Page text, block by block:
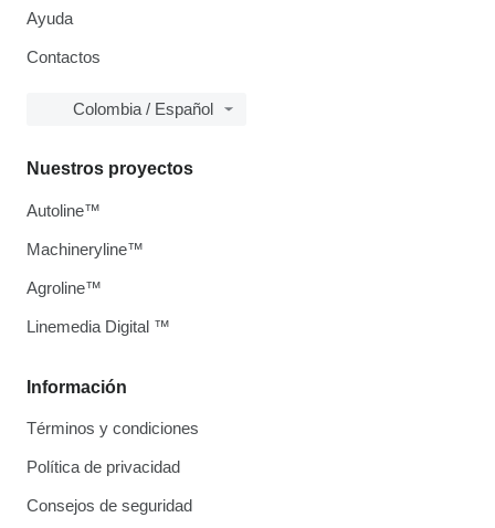
Ayuda
Contactos
Colombia / Español
Información
Términos y condiciones
Política de privacidad
Consejos de seguridad
Nuestros proyectos
Autoline™
Machineryline™
Agroline™
Linemedia Digital ™